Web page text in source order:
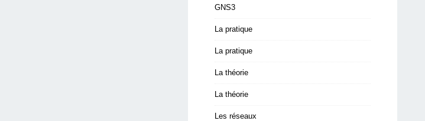
GNS3
La pratique
La pratique
La théorie
La théorie
Les réseaux